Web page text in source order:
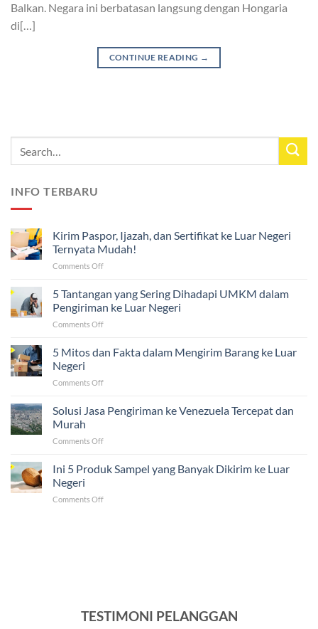
Balkan. Negara ini berbatasan langsung dengan Hongaria
di[…]
CONTINUE READING →
INFO TERBARU
Kirim Paspor, Ijazah, dan Sertifikat ke Luar Negeri
Ternyata Mudah!
Comments Offon
Ijazah,
dan
Sertifikat
Luar
5 Tantangan yang Sering Dihadapi UMKM dalam
Pengiriman ke Luar Negeri
Comments Offon
Tantangan
yang
Dihadapi
dalam
Pengiriman
5 Mitos dan Fakta dalam Mengirim Barang ke Luar
Negeri
Comments Offon
Mitos
dan
dalam
Barang
Solusi Jasa Pengiriman ke Venezuela Tercepat dan
Murah
Comments Offon
Jasa
Pengiriman
Venezuela
Ini 5 Produk Sampel yang Banyak Dikirim ke Luar
Negeri
Comments Offon
Negeri
TESTIMONI PELANGGAN